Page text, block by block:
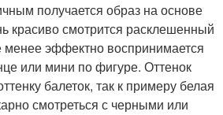
получается образ на основе
красиво смотрится расклешенный
эффектно воспринимается
или мини по фигуре. Оттенок
балеток, так к примеру белая
смотреться с черными или